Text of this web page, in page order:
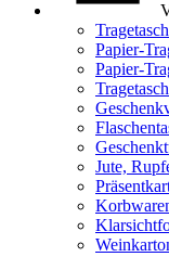
Papier-
Papier-
Jute,